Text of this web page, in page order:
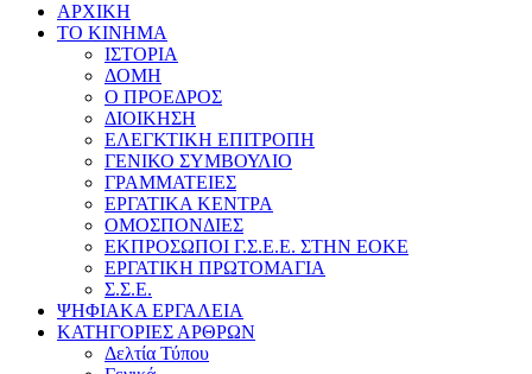
ΑΡΧΙΚΗ
ΤΟ ΚΙΝΗΜΑ
ΙΣΤΟΡΙΑ
ΔΟΜΗ
Ο ΠΡΟΕΔΡΟΣ
ΔΙΟΙΚΗΣΗ
ΕΛΕΓΚΤΙΚΗ ΕΠΙΤΡΟΠΗ
ΓΕΝΙΚΟ ΣΥΜΒΟΥΛΙΟ
ΓΡΑΜΜΑΤΕΙΕΣ
ΕΡΓΑΤΙΚΑ ΚΕΝΤΡΑ
ΟΜΟΣΠΟΝΔΙΕΣ
ΕΚΠΡΟΣΩΠΟΙ Γ.Σ.Ε.Ε. ΣΤΗΝ ΕΟΚΕ
ΕΡΓΑΤΙΚΗ ΠΡΩΤΟΜΑΓΙΑ
Σ.Σ.Ε.
ΨΗΦΙΑΚΑ ΕΡΓΑΛΕΙΑ
ΚΑΤΗΓΟΡΙΕΣ ΑΡΘΡΩΝ
Δελτία Τύπου